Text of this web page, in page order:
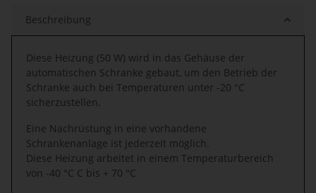
Beschreibung
Diese Heizung (50 W) wird in das Gehäuse der
automatischen Schranke gebaut, um den Betrieb der
Schranke auch bei Temperaturen unter -20 °C
sicherzustellen.
Eine Nachrüstung in eine vorhandene
Schrankenanlage ist jederzeit möglich.
Diese Heizung arbeitet in einem Temperaturbereich
von -40 °C C bis + 70 °C